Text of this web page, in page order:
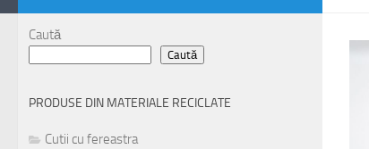
Caută
Caută
PRODUSE DIN MATERIALE RECICLATE
Cutii cu fereastra